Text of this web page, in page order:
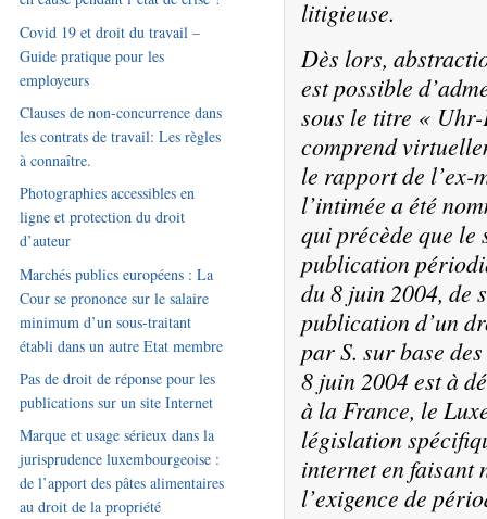
litigieuse.
Dès lors,
est possible
sous le titre «
comprend
le rapport de l’ex-
l’intimée a été
qui précède que le
publication
du 8 juin 2004, de
publication d’un
par S. sur base
8 juin 2004 est à
à la France, le
législation
internet en faisant
l’exigence de
Covid 19 et droit du travail –
Guide pratique pour les
employeurs
Clauses de non-concurrence dans
les contrats de travail: Les règles
à connaître.
Photographies accessibles en
ligne et protection du droit
d’auteur
Marchés publics européens : La
Cour se prononce sur le salaire
minimum d’un sous-traitant
établi dans un autre Etat membre
Pas de droit de réponse pour les
publications sur un site Internet
Marque et usage sérieux dans la
jurisprudence luxembourgeoise :
de l’apport des pâtes alimentaires
au droit de la propriété